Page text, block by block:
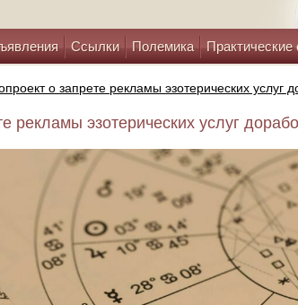
Ссылки Полемика Практические
о запрете рекламы эзотерических услуг
рекламы эзотерических услуг